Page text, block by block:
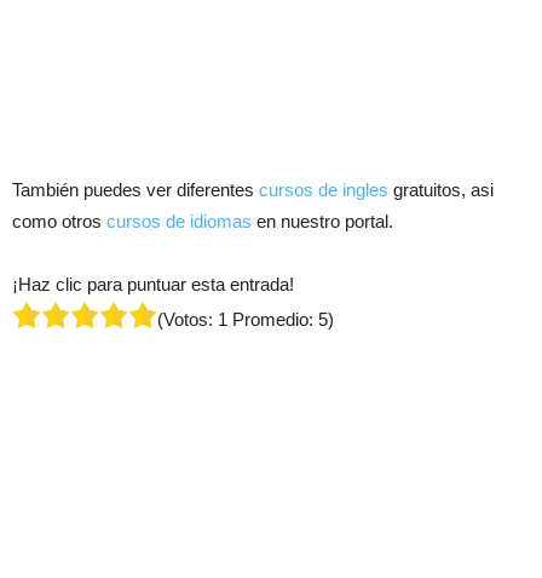
También puedes ver diferentes cursos de ingles gratuitos, asi
como otros cursos de idiomas en nuestro portal.
¡Haz clic para puntuar esta entrada!
(Votos: 1 Promedio: 5)